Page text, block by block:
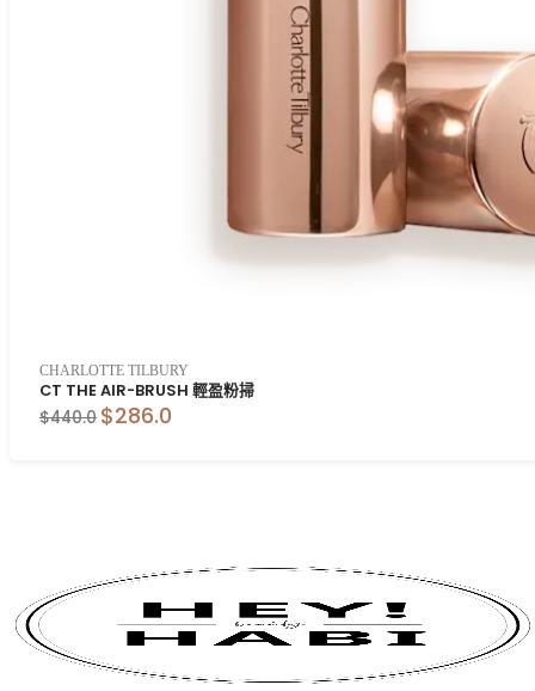
CHARLOTTE TILBURY
CT THE AIR-BRUSH 輕盈粉掃
$440.0 $286.0